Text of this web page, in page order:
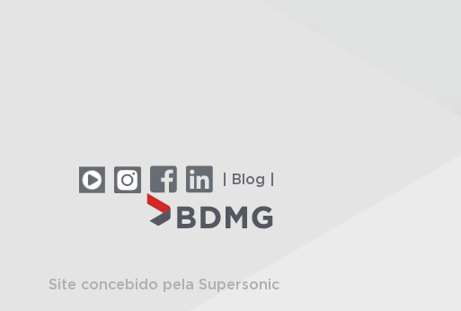
| Blog |
Site concebido pela Supersonic